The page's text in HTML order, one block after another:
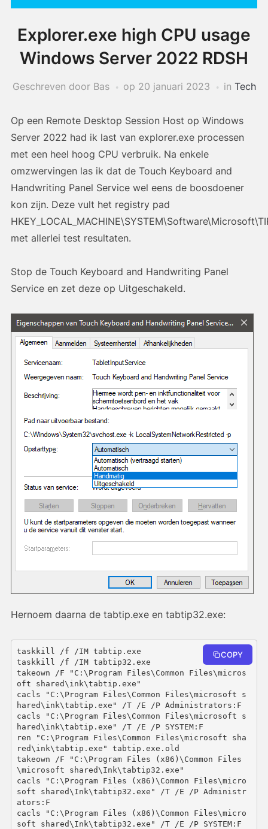
Explorer.exe high CPU usage
Windows Server 2022 RDSH
Geschreven door Bas op 20 januari 2023 in Tech
Op een Remote Desktop Session Host op Windows
Server 2022 had ik last van explorer.exe processen
met een heel hoog CPU verbruik. Na enkele
omzwervingen las ik dat de Touch Keyboard and
Handwriting Panel Service wel eens de boosdoener
kon zijn. Deze vult het registry pad
met allerlei test resultaten.
Stop de Touch Keyboard and Handwriting Panel
Service en zet deze op Uitgeschakeld.
Hernoem daarna de tabtip.exe en tabtip32.exe:
taskkill /f /IM tabtip.exe
taskkill /f /IM tabtip32.exe
takeown /F "C:\Program Files\Common Files\micros
oft shared\ink\tabtip.exe"
cacls "C:\Program Files\Common Files\microsoft s
hared\ink\tabtip.exe" /T /E /P Administrators:F
cacls "C:\Program Files\Common Files\microsoft s
hared\ink\tabtip.exe" /T /E /P SYSTEM:F
ren "C:\Program Files\Common Files\microsoft sha
red\ink\tabtip.exe" tabtip.exe.old
takeown /F "C:\Program Files (x86)\Common Files
\microsoft shared\Ink\tabtip32.exe"
cacls "C:\Program Files (x86)\Common Files\micro
soft shared\Ink\tabtip32.exe" /T /E /P Administr
ators:F
cacls "C:\Program Files (x86)\Common Files\micro
soft shared\Ink\tabtip32.exe" /T /E /P SYSTEM:F
COPY